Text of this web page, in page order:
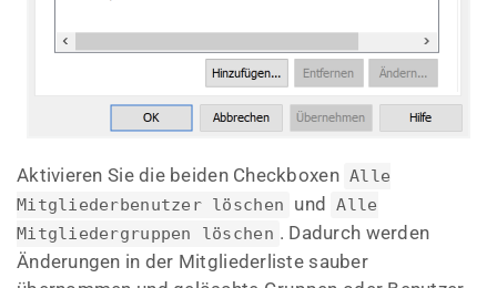
Aktivieren Sie die beiden Checkboxen Alle
Mitgliederbenutzer löschen
und
Alle
Mitgliedergruppen löschen . Dadurch werden
Änderungen in der Mitgliederliste sauber